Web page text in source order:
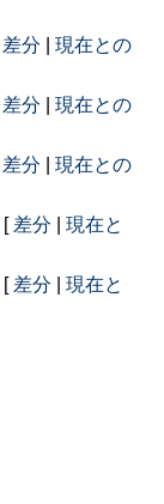
差分
現在との
差分
現在との
差分
現在との
[ 差分
現在と
[ 差分
現在と